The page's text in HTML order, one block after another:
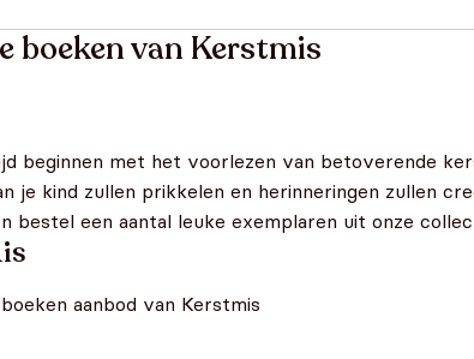
boeken van Kerstmis
beginnen met het voorlezen van betoverende
je kind zullen prikkelen en herinneringen zullen
bestel een aantal leuke exemplaren uit onze
aanbod van Kerstmis